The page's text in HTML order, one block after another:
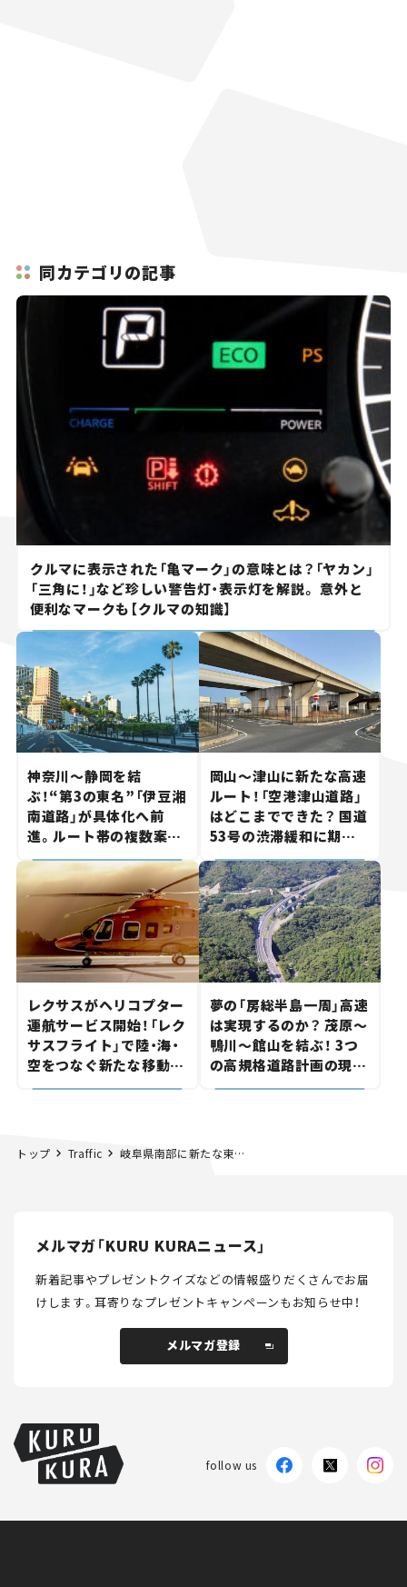
同カテゴリの記事
クルマに表示された「亀マーク」の意味とは？「ヤカン」
「三角に！」など珍しい警告灯・表示灯を解説。 意外と
便利なマークも【クルマの知識】
神奈川～静岡を結
ぶ！“第3の東名”「伊豆湘
南道路」が具体化へ前
進。ルート帯の複数案検
討へ。熱海まで信号ゼロ
が実現？ 【いま気になる
道路計画】
岡山～津山に新たな高速
ルート！「空港津山道路」
はどこまでできた？ 国道
53号の渋滞緩和に期待。
岡山市側でも動きが【い
ま気になる道路計画】
レクサスがヘリコプター
運航サービス開始！「レク
サスフライト」で陸・海・
空をつなぐ新たな移動体
験とは
夢の「房総半島一周」高速
は実現するのか？ 茂原～
鴨川～館山を結ぶ！ 3つ
の高規格道路計画の現
状。「館山鴨川道路」で検
トップ Traffic 岐阜県南部に新たな東西軸！「東濃西部都市間連絡道路」がついに調査開始へ。国道19号の多治見～瑞浪で渋滞緩和なるか【いま気になる道路計画】
メルマガ「KURU KURAニュース」
新着記事やプレゼントクイズなどの情報盛りだくさんでお届
けします。耳寄りなプレゼントキャンペーンもお知らせ中！
メルマガ登録
follow us